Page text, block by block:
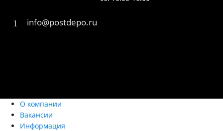
info@postdepo.ru
О компании
Вакансии
Информация